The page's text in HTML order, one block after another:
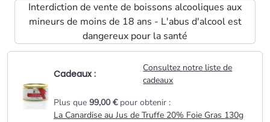
Interdiction de vente de boissons alcooliques aux
mineurs de moins de 18 ans - L'abus d'alcool est
dangereux pour la santé
Cadeaux :
Consultez notre liste de
cadeaux
Plus que 99,00 €pour obtenir :
La Canardise au Jus de Truffe 20% Foie Gras 130g